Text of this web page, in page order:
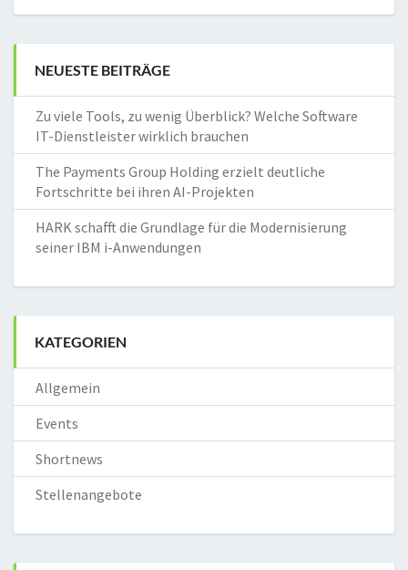
NEUESTE BEITRÄGE
Zu viele Tools, zu wenig Überblick? Welche Software
IT-Dienstleister wirklich brauchen
The Payments Group Holding erzielt deutliche
Fortschritte bei ihren AI-Projekten
HARK schafft die Grundlage für die Modernisierung
seiner IBM i-Anwendungen
KATEGORIEN
Allgemein
Events
Shortnews
Stellenangebote